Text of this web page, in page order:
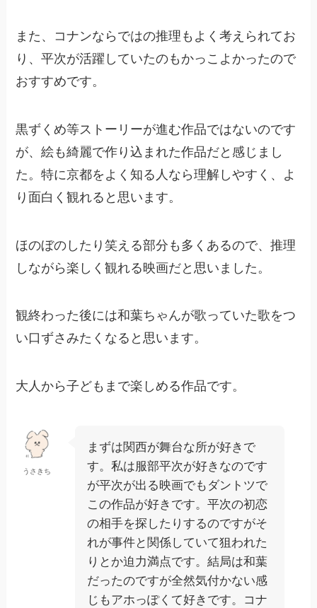
また、コナンならではの推理もよく考えられてお
り、平次が活躍していたのもかっこよかったので
おすすめです。
黒ずくめ等ストーリーが進む作品ではないのです
が、絵も綺麗で作り込まれた作品だと感じまし
た。特に京都をよく知る人なら理解しやすく、よ
り面白く観れると思います。
ほのぼのしたり笑える部分も多くあるので、推理
しながら楽しく観れる映画だと思いました。
観終わった後には和葉ちゃんが歌っていた歌をつ
い口ずさみたくなると思います。
大人から子どもまで楽しめる作品です。
うさきち
まずは関西が舞台な所が好きで
す。私は服部平次が好きなのです
が平次が出る映画でもダントツで
この作品が好きです。平次の初恋
の相手を探したりするのですがそ
れが事件と関係していて狙われた
りとか迫力満点です。結局は和葉
だったのですが全然気付かない感
じもアホっぽくて好きです。コナ